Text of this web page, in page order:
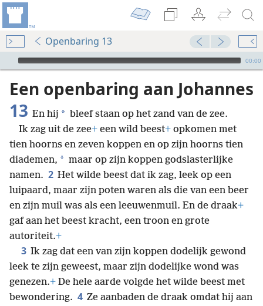
Openbaring 13
Audio Player
00:00
Een openbaring aan Johannes
13 En hij * bleef staan op het zand van de zee.
Ik zag uit de zee+ een wild beest+ opkomen met
tien hoorns en zeven koppen en op zijn hoorns tien
diademen, * maar op zijn koppen godslasterlijke
namen. 2 Het wilde beest dat ik zag, leek op een
luipaard, maar zijn poten waren als die van een beer
en zijn muil was als een leeuwenmuil. En de draak+
gaf aan het beest kracht, een troon en grote
autoriteit.+
3 Ik zag dat een van zijn koppen dodelijk gewond
leek te zijn geweest, maar zijn dodelijke wond was
genezen.+ De hele aarde volgde het wilde beest met
bewondering. 4 Ze aanbaden de draak omdat hij aan